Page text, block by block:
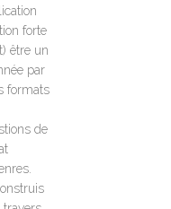
forte
être un
par
formats
de